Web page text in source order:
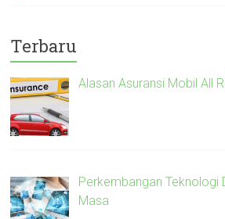
Terbaru
Alasan Asuransi Mobil All
Perkembangan Teknologi
Masa